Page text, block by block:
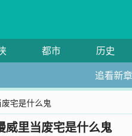
都市 历史
追看新
宅是什么鬼
威里当废宅是什么鬼